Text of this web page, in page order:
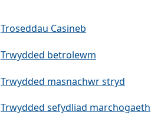
Troseddau Casineb
Trwydded betrolewm
Trwydded masnachwr stryd
Trwydded sefydliad marchogaeth